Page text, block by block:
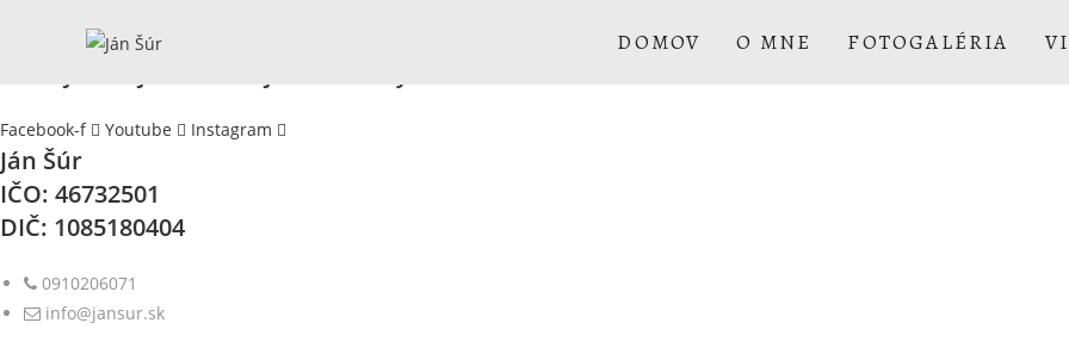
DOMOV O MNE FOTOGALÉRIA
Facebook-f Youtube Instagram
Ján Šúr
IČO: 46732501
DIČ: 1085180404
0910206071
info@jansur.sk